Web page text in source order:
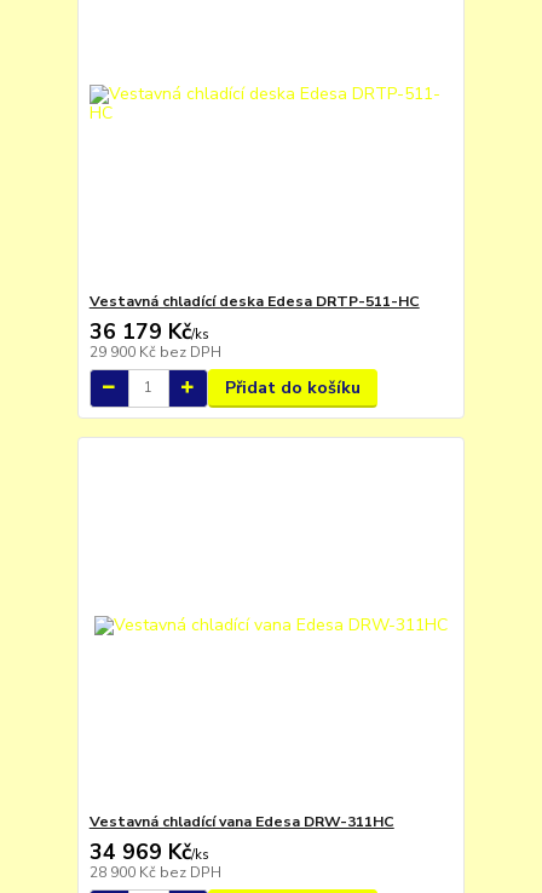
Vestavná chladící deska Edesa DRTP-511-HC
36 179 Kč/ks
29 900 Kč bez DPH
Přidat do košíku
Vestavná chladící vana Edesa DRW-311HC
34 969 Kč/ks
28 900 Kč bez DPH